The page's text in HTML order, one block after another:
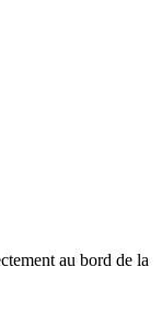
au bord de la